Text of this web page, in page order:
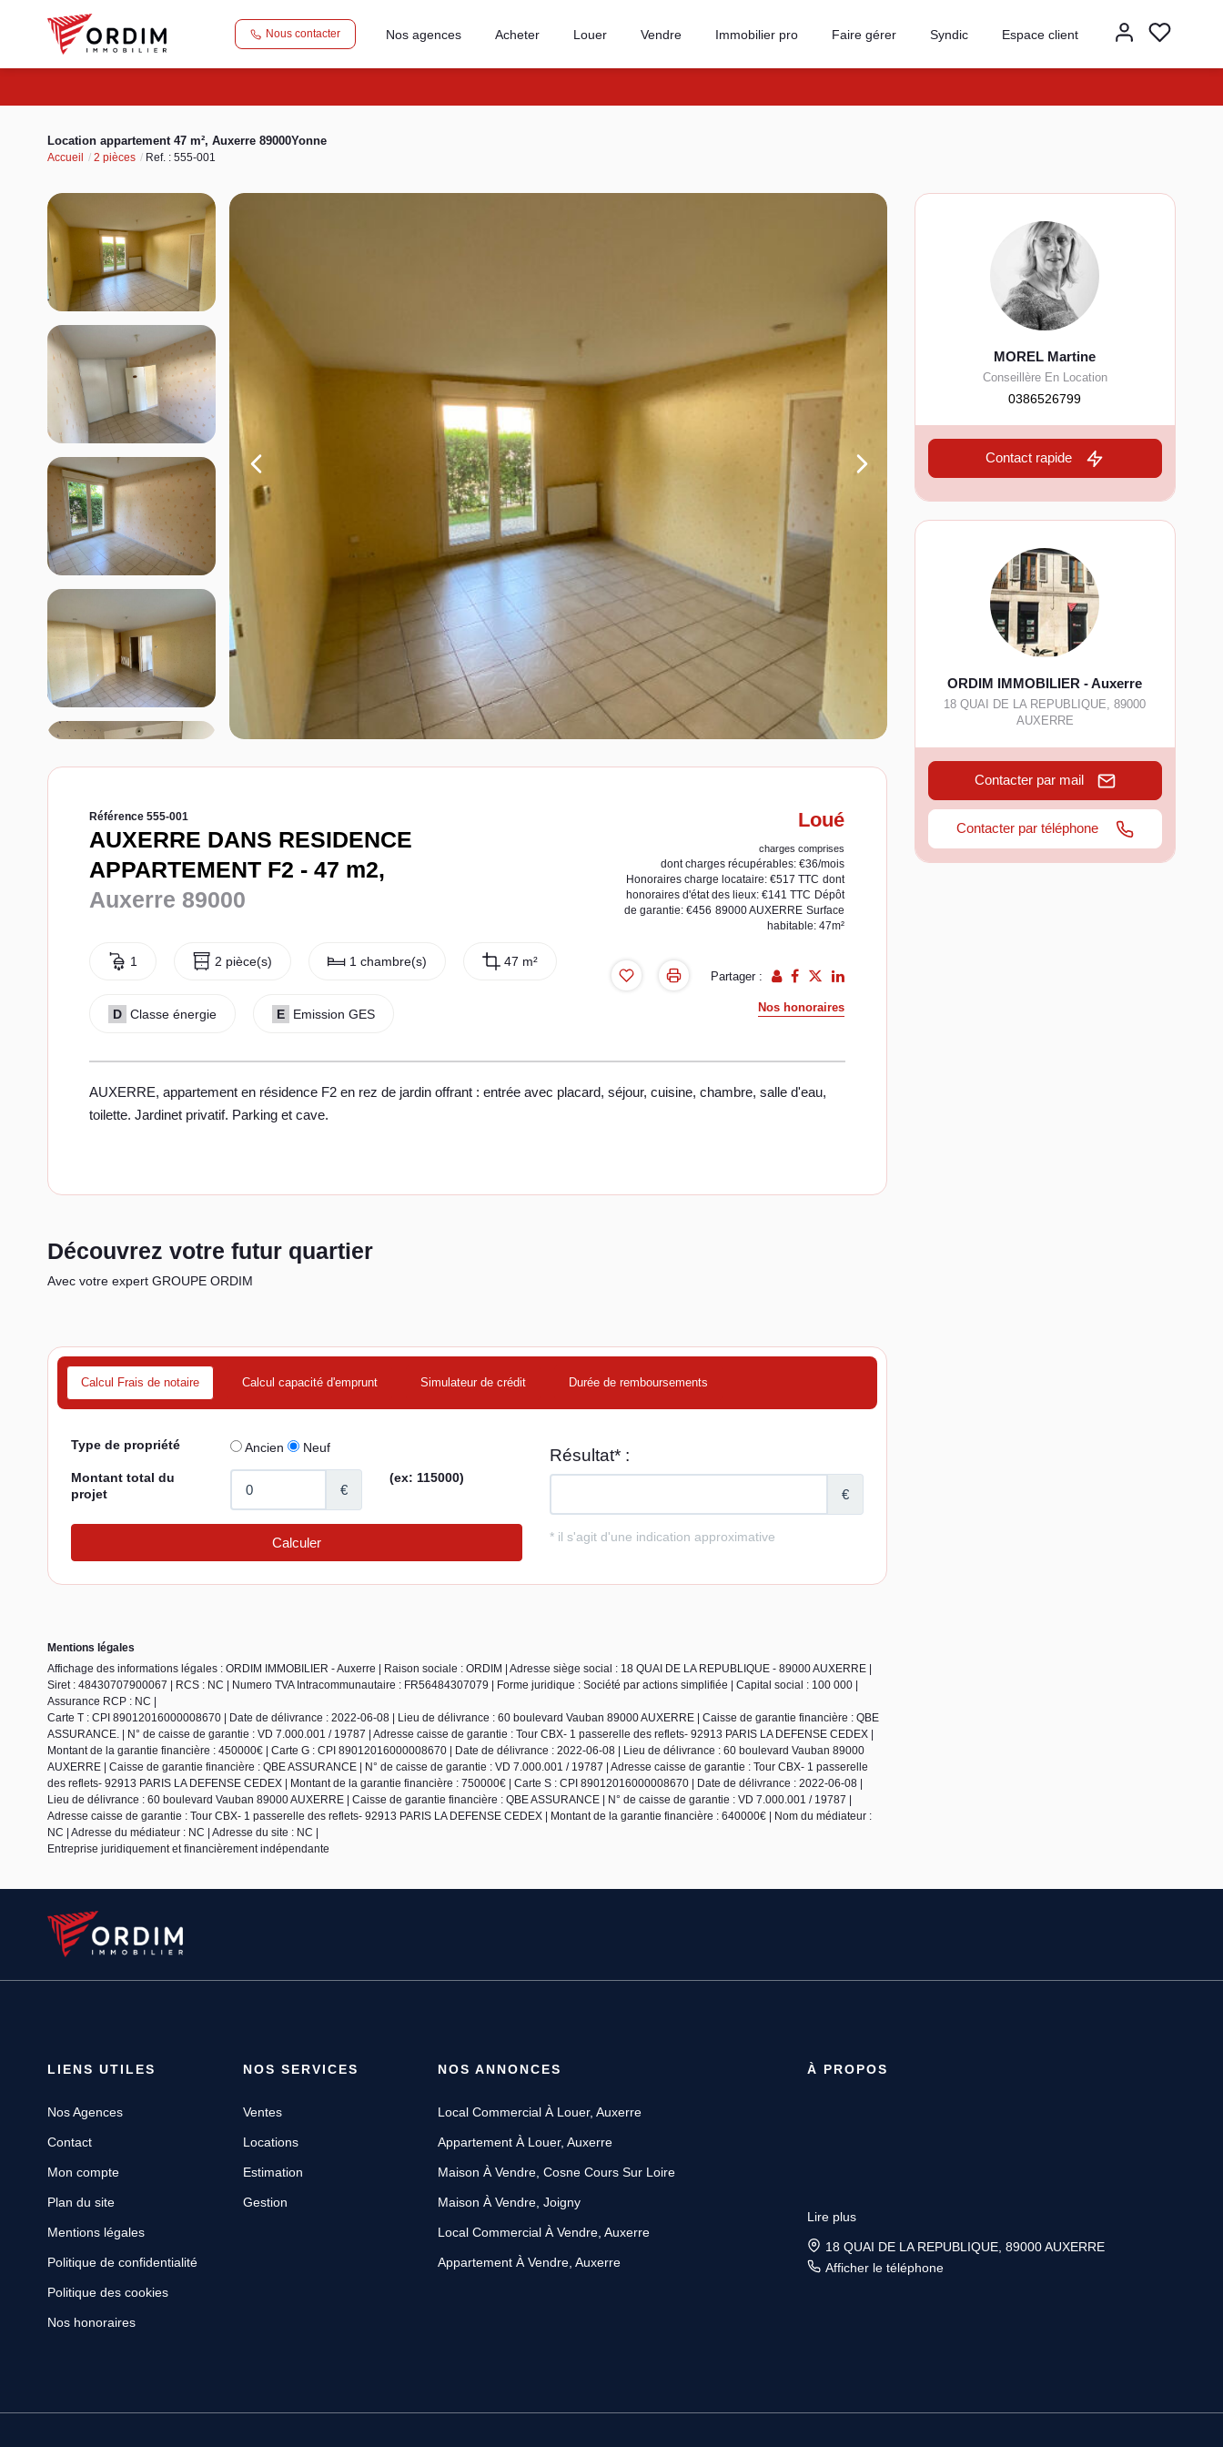
Nous contacter Nos agences Acheter Louer Vendre Immobilier pro Faire gérer Syndic Espace client
Location appartement 47 m², Auxerre 89000Yonne
Accueil 2 pièces Ref. : 555-001
Référence 555-001
AUXERRE DANS RESIDENCE
APPARTEMENT F2 - 47 m2,
Auxerre 89000
1 2 pièce(s) 1 chambre(s) 47 m²
D Classe énergie E Emission GES
Loué
charges comprises
dont charges récupérables: €36/mois
Honoraires charge locataire: €517 TTC dont
honoraires d'état des lieux: €141 TTC Dépôt
de garantie: €456 89000 AUXERRE Surface
habitable: 47m²
Partager :
Nos honoraires
AUXERRE, appartement en résidence F2 en rez de jardin offrant : entrée avec placard, séjour, cuisine, chambre, salle d'eau,
toilette. Jardinet privatif. Parking et cave.
Découvrez votre futur quartier
Avec votre expert GROUPE ORDIM
Calcul Frais de notaire Calcul capacité d'emprunt Simulateur de crédit Durée de remboursements
MOREL Martine
Conseillère En Location
0386526799
Contact rapide
ORDIM IMMOBILIER - Auxerre
18 QUAI DE LA REPUBLIQUE,89000
AUXERRE
Contacter par mail
Contacter par téléphone
Mentions légales
Affichage des informations légales : ORDIM IMMOBILIER - Auxerre | Raison sociale : ORDIM | Adresse siège social : 18 QUAI DE LA REPUBLIQUE - 89000 AUXERRE |
Siret : 48430707900067 | RCS : NC | Numero TVA Intracommunautaire : FR56484307079 | Forme juridique : Société par actions simplifiée | Capital social : 100 000 |
Assurance RCP : NC |
Carte T : CPI 89012016000008670 | Date de délivrance : 2022-06-08 | Lieu de délivrance : 60 boulevard Vauban 89000 AUXERRE | Caisse de garantie financière : QBE
ASSURANCE. | N° de caisse de garantie : VD 7.000.001 / 19787 | Adresse caisse de garantie : Tour CBX- 1 passerelle des reflets- 92913 PARIS LA DEFENSE CEDEX |
Montant de la garantie financière : 450000€ | Carte G : CPI 89012016000008670 | Date de délivrance : 2022-06-08 | Lieu de délivrance : 60 boulevard Vauban 89000
AUXERRE | Caisse de garantie financière : QBE ASSURANCE | N° de caisse de garantie : VD 7.000.001 / 19787 | Adresse caisse de garantie : Tour CBX- 1 passerelle
des reflets- 92913 PARIS LA DEFENSE CEDEX | Montant de la garantie financière : 750000€ | Carte S : CPI 89012016000008670 | Date de délivrance : 2022-06-08 |
Lieu de délivrance : 60 boulevard Vauban 89000 AUXERRE | Caisse de garantie financière : QBE ASSURANCE | N° de caisse de garantie : VD 7.000.001 / 19787 |
Adresse caisse de garantie : Tour CBX- 1 passerelle des reflets- 92913 PARIS LA DEFENSE CEDEX | Montant de la garantie financière : 640000€ | Nom du médiateur :
NC | Adresse du médiateur : NC | Adresse du site : NC |
Entreprise juridiquement et financièrement indépendante
LIENS UTILES
Nos Agences
Contact
Mon compte
Plan du site
Mentions légales
Politique de confidentialité
Politique des cookies
Nos honoraires
NOS SERVICES
Ventes
Locations
Estimation
Gestion
NOS ANNONCES
Local Commercial À Louer, Auxerre
Appartement À Louer, Auxerre
Maison À Vendre, Cosne Cours Sur Loire
Maison À Vendre, Joigny
Local Commercial À Vendre, Auxerre
Appartement À Vendre, Auxerre
À PROPOS
Lire plus
18 QUAI DE LA REPUBLIQUE, 89000 AUXERRE
Afficher le téléphone
6 place Vauban, 89200 AVALLON